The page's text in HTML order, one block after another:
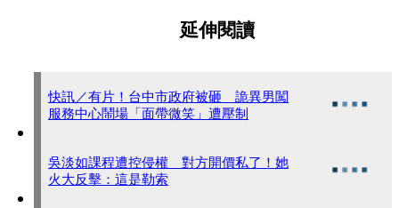
延伸閱讀
快訊／有片！台中市政府被砸 詭異男闖
服務中心鬧場「面帶微笑」遭壓制
吳淡如課程遭控侵權 對方開價私了！她
火大反擊：這是勒索